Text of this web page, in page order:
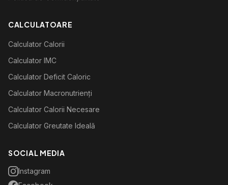
CALCULATOARE
Calculator Calorii
Calculator IMC
Calculator Deficit Caloric
Calculator Macronutrienți
Calculator Calorii Necesare
Calculator Greutate Ideală
SOCIAL MEDIA
Instagram